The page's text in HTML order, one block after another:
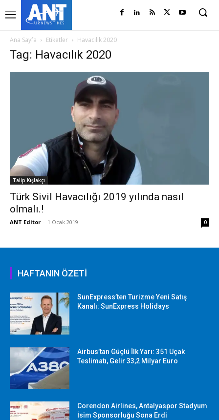
Ana Sayfa Etiketler Havacılık 2020
Tag: Havacılık 2020
Talip Kışlakçı
Türk Sivil Havacılığı 2019 yılında nasıl
olmalı.!
ANT Editor - 1 Ocak 2019 0
HAFTANIN ÖZETİ
SunExpress’ten Turizme Yeni Satış
Kanalı: SunExpress Holidays
Airbus’tan Güçlü İlk Yarı: 351 Uçak
Teslimatı, Gelir 33,2 Milyar Euro
Corendon Airlines, Antalyaspor Stadyum
İsim Sponsorluğu Sona Erdi